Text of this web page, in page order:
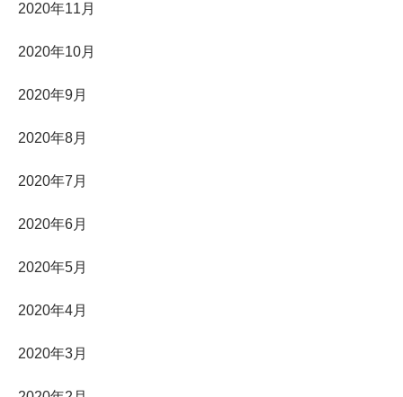
2020年11月
2020年10月
2020年9月
2020年8月
2020年7月
2020年6月
2020年5月
2020年4月
2020年3月